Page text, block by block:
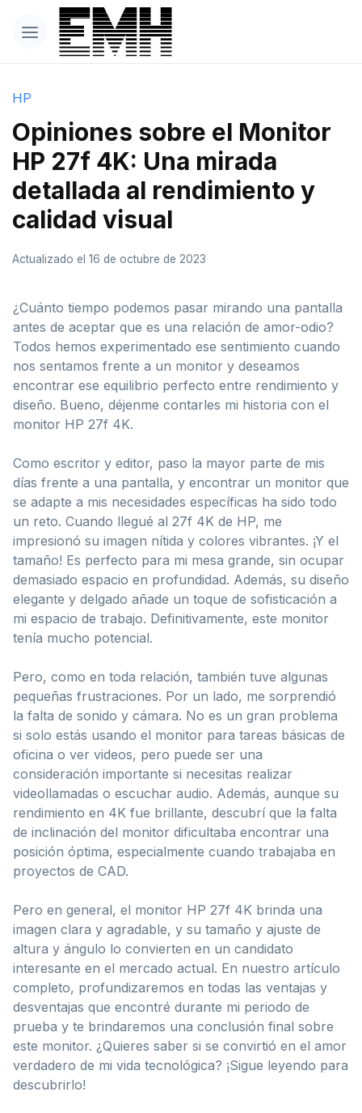
HP
Opiniones sobre el Monitor
HP 27f 4K: Una mirada
detallada al rendimiento y
calidad visual
Actualizado el 16 de octubre de 2023
¿Cuánto tiempo podemos pasar mirando una pantalla
antes de aceptar que es una relación de amor-odio?
Todos hemos experimentado ese sentimiento cuando
nos sentamos frente a un monitor y deseamos
encontrar ese equilibrio perfecto entre rendimiento y
diseño. Bueno, déjenme contarles mi historia con el
monitor HP 27f 4K.
Como escritor y editor, paso la mayor parte de mis
días frente a una pantalla, y encontrar un monitor que
se adapte a mis necesidades específicas ha sido todo
un reto. Cuando llegué al 27f 4K de HP, me
impresionó su imagen nítida y colores vibrantes. ¡Y el
tamaño! Es perfecto para mi mesa grande, sin ocupar
demasiado espacio en profundidad. Además, su diseño
elegante y delgado añade un toque de sofisticación a
mi espacio de trabajo. Definitivamente, este monitor
tenía mucho potencial.
Pero, como en toda relación, también tuve algunas
pequeñas frustraciones. Por un lado, me sorprendió
la falta de sonido y cámara. No es un gran problema
si solo estás usando el monitor para tareas básicas de
oficina o ver videos, pero puede ser una
consideración importante si necesitas realizar
videollamadas o escuchar audio. Además, aunque su
rendimiento en 4K fue brillante, descubrí que la falta
de inclinación del monitor dificultaba encontrar una
posición óptima, especialmente cuando trabajaba en
proyectos de CAD.
Pero en general, el monitor HP 27f 4K brinda una
imagen clara y agradable, y su tamaño y ajuste de
altura y ángulo lo convierten en un candidato
interesante en el mercado actual. En nuestro artículo
completo, profundizaremos en todas las ventajas y
desventajas que encontré durante mi periodo de
prueba y te brindaremos una conclusión final sobre
este monitor. ¿Quieres saber si se convirtió en el amor
verdadero de mi vida tecnológica? ¡Sigue leyendo para
descubrirlo!